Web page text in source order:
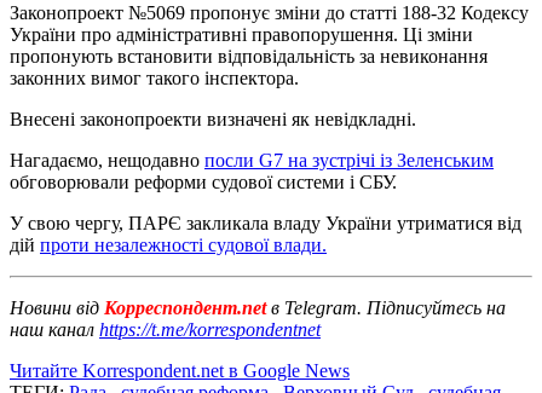
Законопроект №5069 пропонує зміни до статті 188-32 Кодексу
України про адміністративні правопорушення. Ці зміни
пропонують встановити відповідальність за невиконання
законних вимог такого інспектора.
Внесені законопроекти визначені як невідкладні.
Нагадаємо, нещодавно посли G7 на зустрічі із Зеленським
обговорювали реформи судової системи і СБУ.
У свою чергу, ПАРЄ закликала владу України утриматися від
дій проти незалежності судової влади.
Новини від Корреспондент.netв Telegram. Підписуйтесь на
наш канал https://t.me/korrespondentnet
Читайте Korrespondent.net в Google News